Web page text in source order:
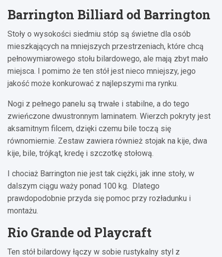
Barrington Billiard od Barrington
Stoły o wysokości siedmiu stóp są świetne dla osób
mieszkających na mniejszych przestrzeniach, które chcą
pełnowymiarowego stołu bilardowego, ale mają zbyt mało
miejsca. I pomimo że ten stół jest nieco mniejszy, jego
jakość może konkurować z najlepszymi ma rynku.
Nogi z pełnego panelu są trwałe i stabilne, a do tego
zwieńczone dwustronnym laminatem. Wierzch pokryty jest
aksamitnym filcem, dzięki czemu bile toczą się
równomiernie. Zestaw zawiera również stojak na kije, dwa
kije, bile, trójkąt, kredę i szczotkę stołową.
I chociaż Barrington nie jest tak ciężki, jak inne stoły, w
dalszym ciągu waży ponad 100 kg. Dlatego
prawdopodobnie przyda się pomoc przy rozładunku i
montażu.
Rio Grande od Playcraft
Ten stół bilardowy łączy w sobie rustykalny styl z